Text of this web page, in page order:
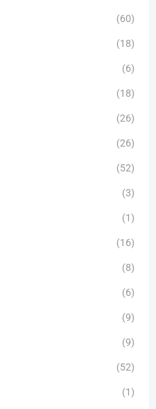
(60)
(18)
(6)
(18)
(26)
(26)
(52)
(3)
(1)
(16)
(8)
(6)
(9)
(9)
(52)
(1)